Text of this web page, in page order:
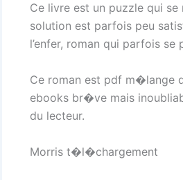
Ce livre est un puzzle qui
solution est parfois peu
l’enfer, roman qui parfois se
Ce roman est pdf m�lange
ebooks br�ve mais
du lecteur.
Morris t�l�chargement